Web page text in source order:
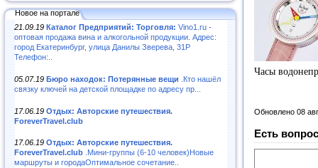
Новое на портале
21.09.19 Каталог Предприятий: Торговля: Vino1.ru -
оптовая продажа вина и алкогольной продукции. Адрес:
город Екатеринбург, улица Данилы Зверева, 31Р
Телефон:..
05.07.19 Бюро находок: Потерянные вещи .Кто нашёл
связку ключей на детской площадке по адресу пр...
17.06.19 Отдых: Авторские путешествия.
ForeverTravel.club
17.06.19 Отдых: Авторские путешествия.
ForeverTravel.club .Мини-группы (6-10 человек)Новые
маршруты и городаОптимальное сочетание..
Часы
Обновлено 08
Есть